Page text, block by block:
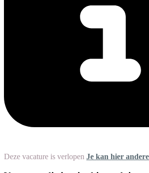
Deze vacature is verlopen Je kan hier